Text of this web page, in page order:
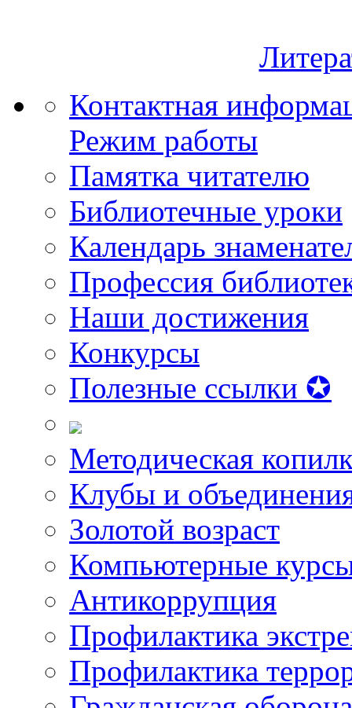
Контактная
Режим работы
Памятка читателю
Библиотечные уроки
Календарь
Профессия
Наши достижения
Конкурсы
Полезные ссылки ✪
Методическая
Клубы и
Золотой возраст
Компьютерные
Антикоррупция
Профилактика
Профилактика